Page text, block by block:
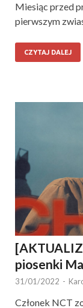
Miesiąc przed
pierwszym
CZYTAJ DALEJ
piosenki
31/01/2022 -
Członek NCT